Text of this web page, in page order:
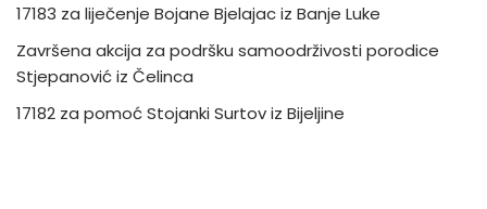
17183 za liječenje Bojane Bjelajac iz Banje Luke
Završena akcija za podršku samoodrživosti porodice
Stjepanović iz Čelinca
17182 za pomoć Stojanki Surtov iz Bijeljine